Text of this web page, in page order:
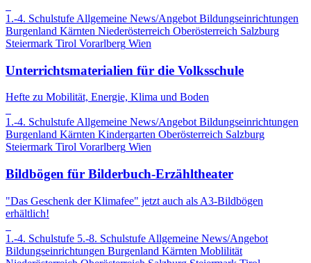
1.-4. Schulstufe Allgemeine News/Angebot Bildungseinrichtungen
Burgenland Kärnten Niederösterreich Oberösterreich Salzburg
Steiermark Tirol Vorarlberg Wien
Unterrichtsmaterialien für die Volksschule
Hefte zu Mobilität, Energie, Klima und Boden
1.-4. SchulstufeAllgemeine News/Angebot Bildungseinrichtungen
Burgenland Kärnten Kindergarten Oberösterreich Salzburg
Steiermark Tirol Vorarlberg Wien
Bildbögen für Bilderbuch-Erzähltheater
"Das Geschenk der Klimafee" jetzt auch als A3-Bildbögen
erhältlich!
1.-4. Schulstufe 5.-8. Schulstufe Allgemeine News/Angebot
Bildungseinrichtungen Burgenland Kärnten Moblilität